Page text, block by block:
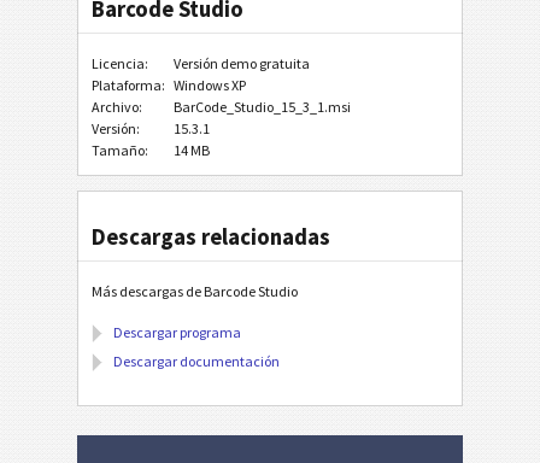
Barcode Studio
Licencia:
Versión demo gratuita
Plataforma: Windows XP
Archivo:
BarCode_Studio_15_3_1.msi
Versión:
15.3.1
Tamaño:
14 MB
Descargas relacionadas
Más descargas de Barcode Studio
Descargar programa
Descargar documentación